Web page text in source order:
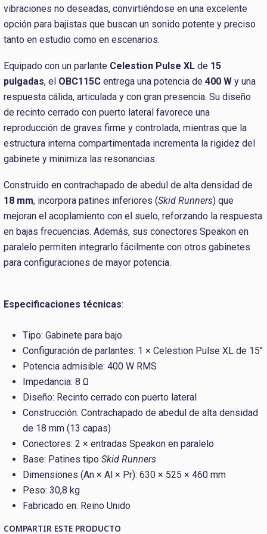
vibraciones no deseadas, convirtiéndose en una excelente
opción para bajistas que buscan un sonido potente y preciso
tanto en estudio como en escenarios.
Equipado con un parlante Celestion Pulse XL de 15
pulgadas, el OBC115C entrega una potencia de 400 W y una
respuesta cálida, articulada y con gran presencia. Su diseño
de recinto cerrado con puerto lateral favorece una
reproducción de graves firme y controlada, mientras que la
estructura interna compartimentada incrementa la rigidez del
gabinete y minimiza las resonancias.
Construido en contrachapado de abedul de alta densidad de
18 mm, incorpora patines inferiores (Skid Runners) que
mejoran el acoplamiento con el suelo, reforzando la respuesta
en bajas frecuencias. Además, sus conectores Speakon en
paralelo permiten integrarlo fácilmente con otros gabinetes
para configuraciones de mayor potencia.
Especificaciones técnicas:
Tipo: Gabinete para bajo
Configuración de parlantes: 1 × Celestion Pulse XL de 15"
Potencia admisible: 400 W RMS
Impedancia: 8 Ω
Diseño: Recinto cerrado con puerto lateral
Construcción: Contrachapado de abedul de alta densidad
de 18 mm (13 capas)
Conectores: 2 × entradas Speakon en paralelo
Base: Patines tipo Skid Runners
Dimensiones (An × Al × Pr): 630 × 525 × 460 mm
Peso: 30,8 kg
Fabricado en: Reino Unido
COMPARTIR ESTE PRODUCTO